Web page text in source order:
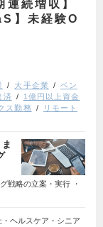
連続増収】
】未経験O
大手企業
ベン
済
1億円以上資金
ス勤務
リモート
戦略の立案・実行 ・
・ヘルスケア・シニア